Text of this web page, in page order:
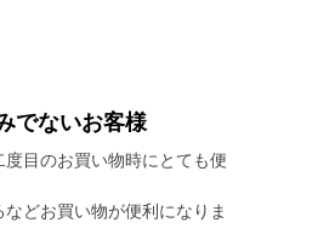
でないお客様
目のお買い物時にとても便
どお買い物が便利になりま